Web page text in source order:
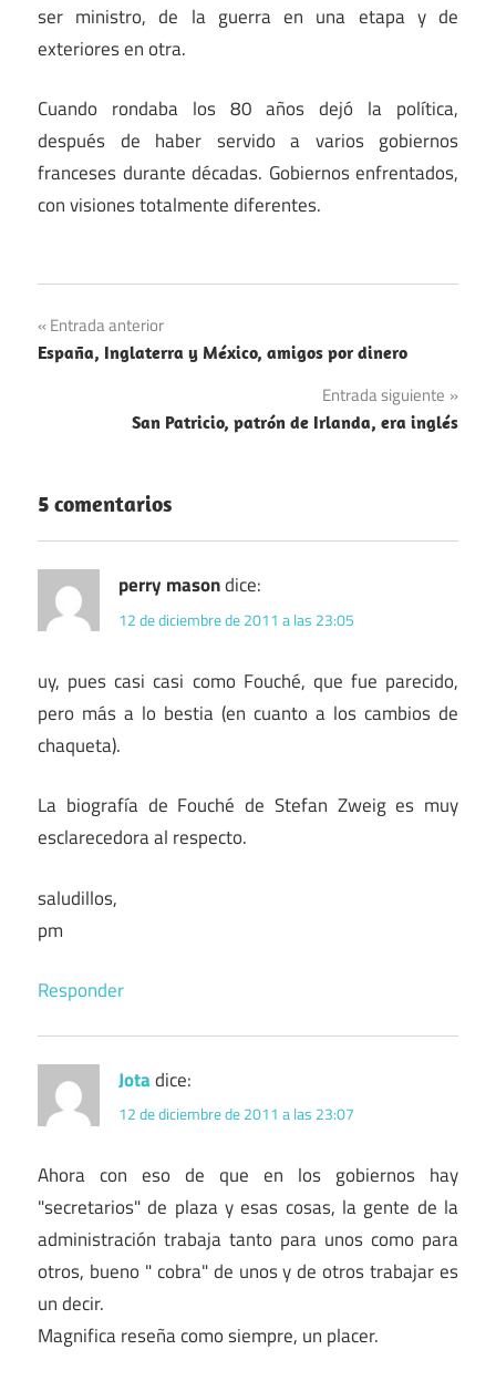
ser ministro, de la guerra en una etapa y de
exteriores en otra.
Cuando rondaba los 80 años dejó la política,
después de haber servido a varios gobiernos
franceses durante décadas. Gobiernos enfrentados,
con visiones totalmente diferentes.
Navegación
de
entradas
Entrada anterior
España, Inglaterra y México, amigos por dinero
Entrada siguiente
San Patricio, patrón de Irlanda, era inglés
5 comentarios
perry masondice:
12 de diciembre de 2011 a las 23:05
uy, pues casi casi como Fouché, que fue parecido,
pero más a lo bestia (en cuanto a los cambios de
chaqueta).
La biografía de Fouché de Stefan Zweig es muy
esclarecedora al respecto.
saludillos,
pm
Responder
Jotadice:
12 de diciembre de 2011 a las 23:07
Ahora con eso de que en los gobiernos hay
"secretarios" de plaza y esas cosas, la gente de la
administración trabaja tanto para unos como para
otros, bueno " cobra" de unos y de otros trabajar es
un decir.
Magnifica reseña como siempre, un placer.